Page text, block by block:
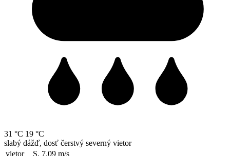
31 °C 19 °C
slabý dážď, dosť čerstvý severný vietor
vietor
S, 7.09 m/s